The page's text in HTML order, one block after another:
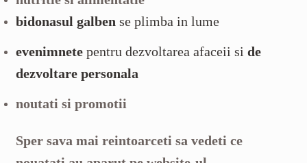
bidonasul galben se plimba in lume
evenimnete pentru dezvoltarea afaceii si de
dezvoltare personala
noutati si promotii
Sper sava mai reintoarceti sa vedeti ce